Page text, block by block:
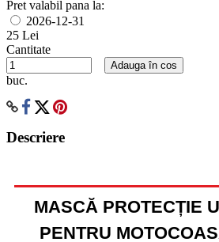
Pret valabil pana la:
2026-12-31
25 Lei
Cantitate
buc.
Adauga în cos
Descriere
MASCĂ PROTECȚIE
PENTRU